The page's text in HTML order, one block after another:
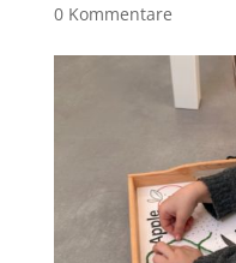
0 Kommentare